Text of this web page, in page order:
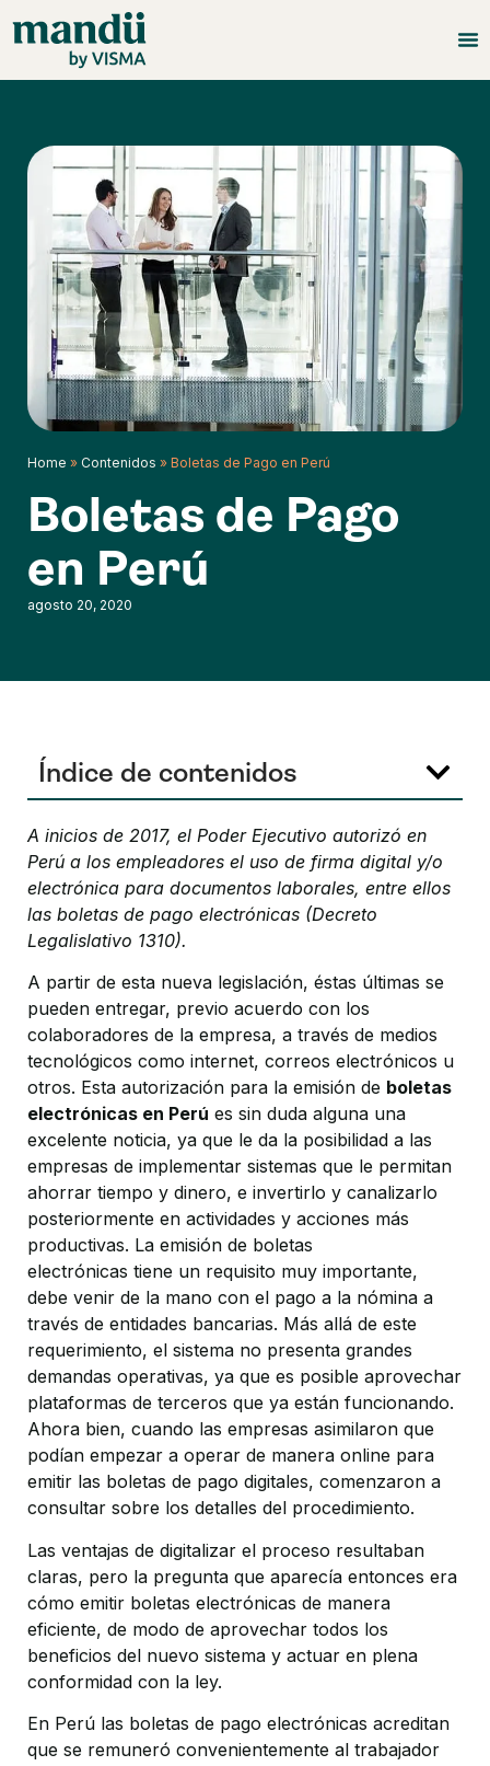
Home » Contenidos » Boletas de Pago en Perú
Boletas de Pago
en Perú
agosto 20, 2020
Índice de contenidos
A inicios de 2017, el Poder Ejecutivo autorizó en
Perú a los empleadores el uso de firma digital y/o
electrónica para documentos laborales, entre ellos
las boletas de pago electrónicas (Decreto
Legalislativo 1310).
A partir de esta nueva legislación, éstas últimas se
pueden entregar, previo acuerdo con los
colaboradores de la empresa, a través de medios
tecnológicos como internet, correos electrónicos u
otros. Esta autorización para la emisión de boletas
electrónicas en Perú es sin duda alguna una
excelente noticia, ya que le da la posibilidad a las
empresas de implementar sistemas que le permitan
ahorrar tiempo y dinero, e invertirlo y canalizarlo
posteriormente en actividades y acciones más
productivas. La emisión de boletas
electrónicas tiene un requisito muy importante,
debe venir de la mano con el pago a la nómina a
través de entidades bancarias. Más allá de este
requerimiento, el sistema no presenta grandes
demandas operativas, ya que es posible aprovechar
plataformas de terceros que ya están funcionando.
Ahora bien, cuando las empresas asimilaron que
podían empezar a operar de manera online para
emitir las boletas de pago digitales, comenzaron a
consultar sobre los detalles del procedimiento.
Las ventajas de digitalizar el proceso resultaban
claras, pero la pregunta que aparecía entonces era
cómo emitir boletas electrónicas de manera
eficiente, de modo de aprovechar todos los
beneficios del nuevo sistema y actuar en plena
conformidad con la ley.
En Perú las boletas de pago electrónicas acreditan
que se remuneró convenientemente al trabajador